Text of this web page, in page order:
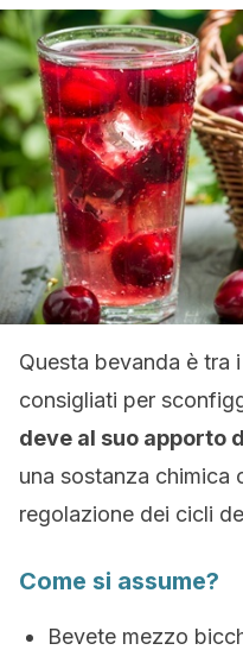
Questa bevanda è tra
consigliati per
deve al suo apporto
una sostanza chimica
regolazione dei cicli
Come si assume?
Bevete mezzo